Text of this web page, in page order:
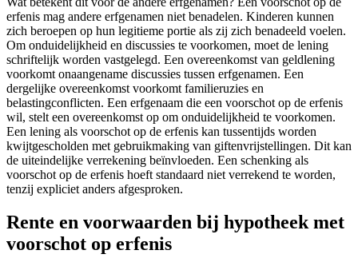
erfenis mag andere erfgenamen niet benadelen. Kinderen kunnen
zich beroepen op hun legitieme portie als zij zich benadeeld voelen.
Om onduidelijkheid en discussies te voorkomen, moet de lening
schriftelijk worden vastgelegd. Een overeenkomst van geldlening
voorkomt onaangename discussies tussen erfgenamen. Een
dergelijke overeenkomst voorkomt familieruzies en
belastingconflicten. Een erfgenaam die een voorschot op de erfenis
wil, stelt een overeenkomst op om onduidelijkheid te voorkomen.
Een lening als voorschot op de erfenis kan tussentijds worden
kwijtgescholden met gebruikmaking van giftenvrijstellingen. Dit kan
de uiteindelijke verrekening beïnvloeden. Een schenking als
voorschot op de erfenis hoeft standaard niet verrekend te worden,
tenzij expliciet anders afgesproken.
Rente en voorwaarden bij hypotheek met
voorschot op erfenis